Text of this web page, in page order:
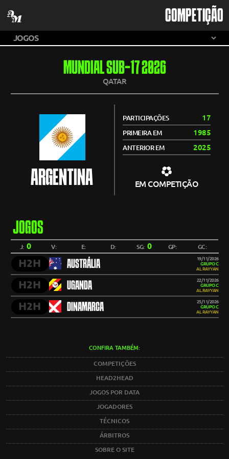
COMPETIÇÃO
MUNDIAL SUB-17 2026
QATAR
ARGENTINA
PARTICIPAÇÕES 17
PRIMEIRA EM 1985
ANTERIOR EM 2025
EM COMPETIÇÃO
JOGOS
J: 0 V: E: D: SG: 0 GP: GC:
H2H AUSTRÁLIA
19/11/2026
GRUPO C
AL RAYYAN
H2H UGANDA
22/11/2026
GRUPO C
AL RAYYAN
H2H DINAMARCA
25/11/2026
GRUPO C
AL RAYYAN
CONFIRA TAMBÉM:
COMPETIÇÕES
HEAD2HEAD
JOGOS POR DATA
JOGADORES
TÉCNICOS
ÁRBITROS
SOBRE O SITE